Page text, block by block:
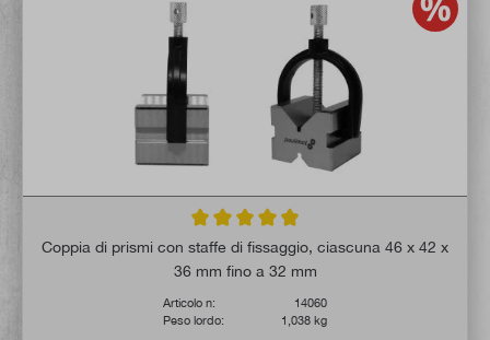
Valutazione media di 4.9 su 5 stelle
Coppia di prismi con staffe di fissaggio, ciascuna 46 x 42 x
36 mm fino a 32 mm
Articolo n:
14060
Peso lordo:
1,038 kg